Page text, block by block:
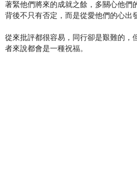
著緊他們將來的成就之餘，多關心他們
背後不只有否定，而是從愛他們的心出
從來批評都很容易，同行卻是艱難的，
者來說都會是一種祝福。